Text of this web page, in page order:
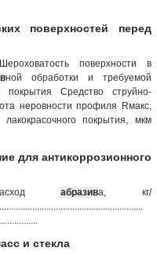
поверхностей перед
поверхности в
ной обработки и требуемой
покрытия Средство струйно-
неровности профиля Rмакс,
покрытия, мкм
для антикоррозионного
абразива, кг/
и стекла